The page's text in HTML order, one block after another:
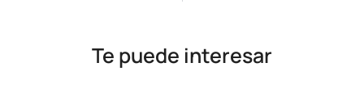
Te puede interesar